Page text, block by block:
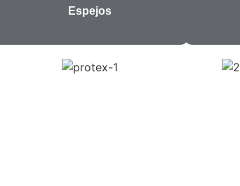
Espejos